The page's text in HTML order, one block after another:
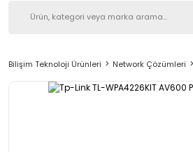
Bilişim Teknoloji Ürünleri Network Çözümleri